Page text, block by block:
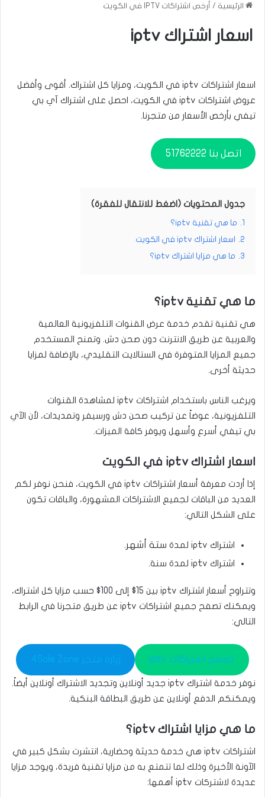
الرئيسية / أرخص اشتراكات IPTV في الكويت
اسعار اشتراك iptv
اسعار اشتراكات iptv في الكويت، ومزايا كل اشتراك. أقوى وأفضل
عروض اشتراكات iptv في الكويت، احصل على اشتراك آي بي
تيفي بأرخص الأسعار من متجرنا.
اتصل بنا 51762222
جدول المحتويات (اضغط للانتقال للفقرة)
ما هي تقنية iptv؟
2.
اسعار اشتراك iptv في الكويت
3.
ما هي مزايا اشتراك iptv؟
ما هي تقنية iptv؟
هي تقنية تقدم خدمة عرض القنوات التلفزيونية العالمية
والعربية عن طريق الانترنت دون صحن دش. وتمنح المستخدم
جميع المزايا المتوفرة في الستالايت التقليدي، بالإضافة لمزايا
حديثة أخرى.
ويرغب الناس باستخدام اشتراكات iptv لمشاهدة القنوات
التلفزيونية، عوضاً عن تركيب صحن دش ورسيفر وتمديدات، لأن الآي
بي تيفي أسرع وأسهل ويوفر كافة الميزات.
اسعار اشتراك iptv في الكويت
إذا أردت معرفة أسعار اشتراكات iptv في الكويت، فنحن نوفر لكم
العديد من الباقات لجميع الاشتراكات المشهورة، والباقات تكون
على الشكل التالي:
اشتراك iptv لمدة ستة أشهر.
اشتراك iptv لمدة سنة.
وتتراوح أسعار اشتراك iptv بين 15$ إلى 100$ حسب مزايا كل اشتراك،
ويمكنك تصفح جميع اشتراكات iptv عن طريق متجرنا في الرابط
التالي:
تصفح اشتراكات iptv زيارة متجر 4Sale Zone
نوفر خدمة اشتراك iptv جديد أونلاين وتجديد الاشتراك أونلاين أيضاً.
ويمكنكم الدفع أونلاين عن طريق البطاقة البنكية.
ما هي مزايا اشتراك iptv؟
اشتراكات iptv هي خدمة حديثة وحضارية، انتشرت بشكل كبير في
الآونة الأخيرة وذلك لما تتمتع به من مزايا تقنية فريدة، ويوجد مزايا
عديدة لاشتركات iptv أهمها: